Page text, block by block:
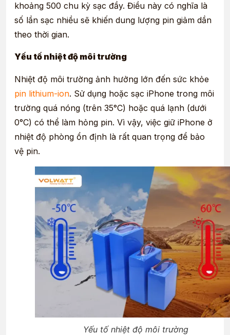
khoảng 500 chu kỳ sạc đầy. Điều này có nghĩa là
số lần sạc nhiều sẽ khiến dung lượng pin giảm dần
theo thời gian.
Yếu tố nhiệt độ môi trường
Nhiệt độ môi trường ảnh hưởng lớn đến sức khỏe
pin lithium-ion. Sử dụng hoặc sạc iPhone trong môi
trường quá nóng (trên 35°C) hoặc quá lạnh (dưới
0°C) có thể làm hỏng pin. Vì vậy, việc giữ iPhone ở
nhiệt độ phòng ổn định là rất quan trọng để bảo
vệ pin.
Yếu tố nhiệt độ môi trường